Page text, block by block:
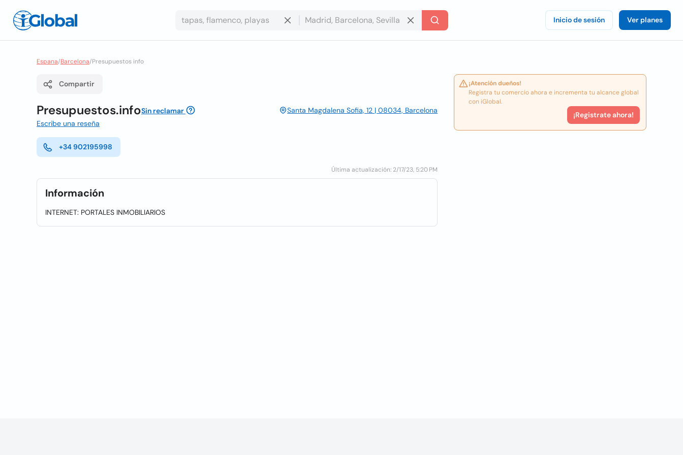
Inicio de sesión Ver planes
Espana/Barcelona/Presupuestos info
Compartir
Presupuestos.infoSin reclamar
Santa Magdalena Sofia, 12 | 08034, Barcelona
Escribe una reseña
+34 902195998
Última actualización: 2/17/23, 5:20 PM
Información
INTERNET: PORTALES INMOBILIARIOS
¡Atención dueños!
Registra tu comercio ahora e incrementa tu alcance global
con iGlobal.
¡Registrate ahora!